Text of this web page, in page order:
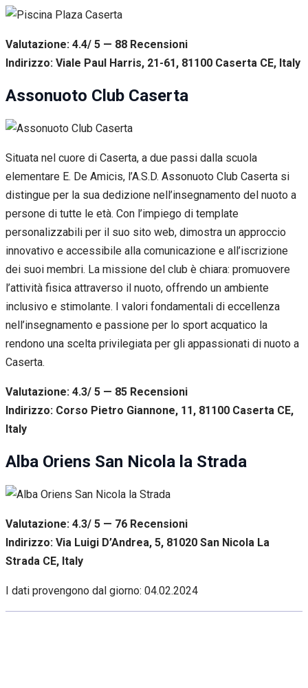
Valutazione: 4.4/ 5 — 88 Recensioni
Indirizzo: Viale Paul Harris, 21-61, 81100 Caserta CE, Italy
Assonuoto Club Caserta
Situata nel cuore di Caserta, a due passi dalla scuola
elementare E. De Amicis, l’A.S.D. Assonuoto Club Caserta si
distingue per la sua dedizione nell’insegnamento del nuoto a
persone di tutte le età. Con l’impiego di template
personalizzabili per il suo sito web, dimostra un approccio
innovativo e accessibile alla comunicazione e all’iscrizione
dei suoi membri. La missione del club è chiara: promuovere
l’attività fisica attraverso il nuoto, offrendo un ambiente
inclusivo e stimolante. I valori fondamentali di eccellenza
nell’insegnamento e passione per lo sport acquatico la
rendono una scelta privilegiata per gli appassionati di nuoto a
Caserta.
Valutazione: 4.3/ 5 — 85 Recensioni
Indirizzo: Corso Pietro Giannone, 11, 81100 Caserta CE,
Italy
Alba Oriens San Nicola la Strada
Valutazione: 4.3/ 5 — 76 Recensioni
Indirizzo: Via Luigi D’Andrea, 5, 81020 San Nicola La
Strada CE, Italy
I dati provengono dal giorno: 04.02.2024